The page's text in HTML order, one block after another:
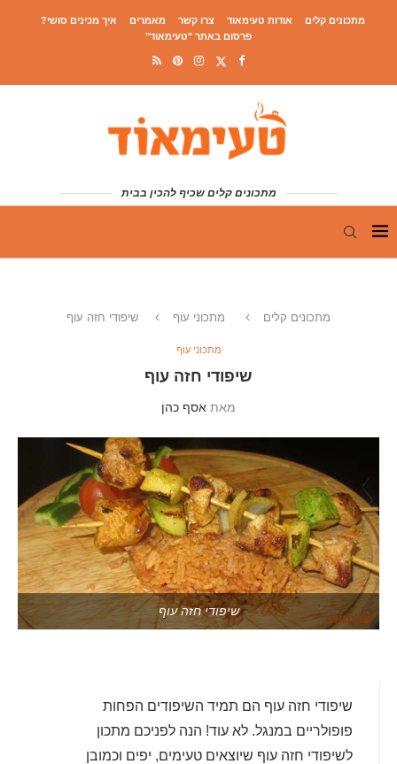
מתכונים קלים אודות טעימאוד צרו קשר מאמרים
איך מכינים סושי?
פרסום באתר "טעימאוד"
מתכונים קלים שכיף להכין בבית
מתכונים קלים מתכוני עוף שיפודי חזה עוף
מתכוני עוף
שיפודי חזה עוף
מאת אסף כהן
שיפודי חזה עוף
שיפודי חזה עוף הם תמיד השיפודים הפחות
פופולריים במנגל. לא עוד! הנה לפניכם מתכון
לשיפודי חזה עוף שיוצאים טעימים, יפים וכמובן